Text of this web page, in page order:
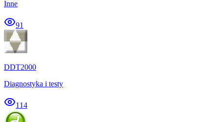
Inne
91
DDT2000
Diagnostyka i testy
114